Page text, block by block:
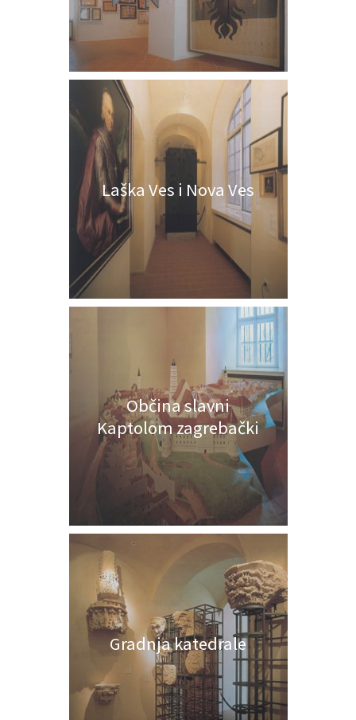
Laška Ves i Nova Ves
Občina slavni
Kaptolom zagrebački
Gradnja katedrale